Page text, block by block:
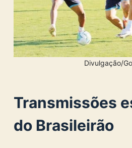
Divulgação/
Transmissões
do Brasileirão